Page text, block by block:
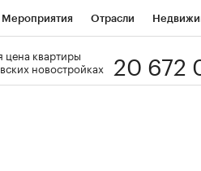
Мероприятия Отрасли
цена квартиры
новостройках
20 672